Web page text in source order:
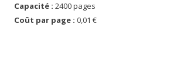
Capacité : 2400 pages
Coût par page : 0,01 €